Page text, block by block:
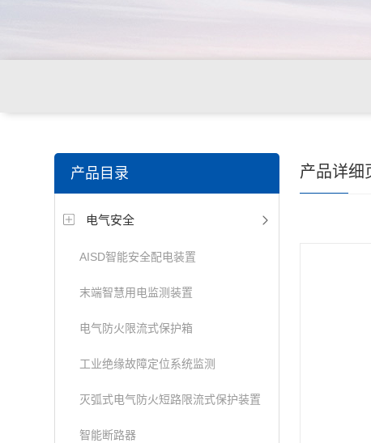
产品目录
电气安全
AISD智能安全配电装置
末端智慧用电监测装置
电气防火限流式保护箱
工业绝缘故障定位系统监测
灭弧式电气防火短路限流式保护装置
智能断路器
产品详细